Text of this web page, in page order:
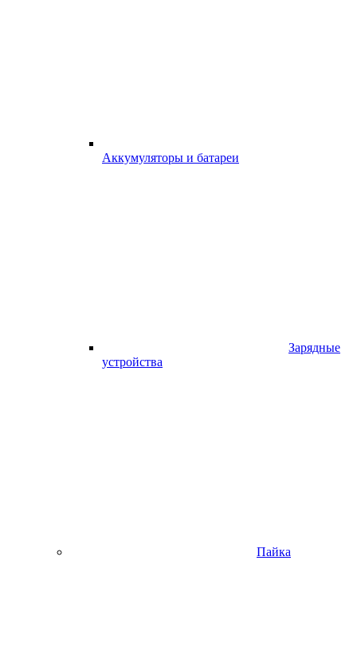
Аккумуляторы и батареи
Зарядные
устройства
Пайка